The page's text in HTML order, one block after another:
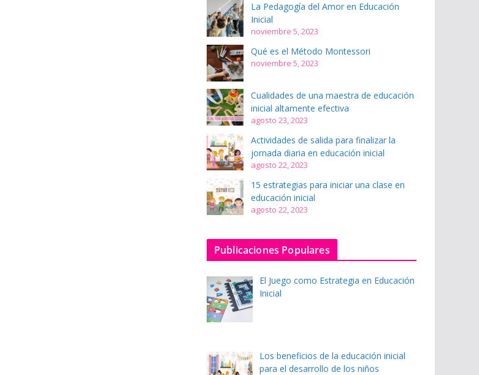
La Pedagogía del Amor en Educación
Inicial
noviembre 5, 2023
Qué es el Método Montessori
noviembre 5, 2023
Cualidades de una maestra de educación
inicial altamente efectiva
agosto 23, 2023
Actividades de salida para finalizar la
jornada diaria en educación inicial
agosto 22, 2023
15 estrategias para iniciar una clase en
educación inicial
agosto 22, 2023
Publicaciones Populares
El Juego como Estrategia en Educación
Inicial
Los beneficios de la educación inicial
para el desarrollo de los niños